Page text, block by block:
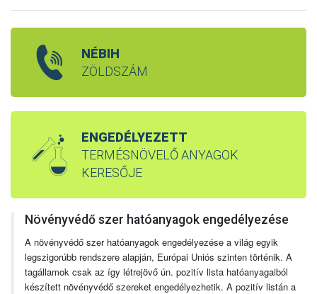
NÉBIH
ZÖLDSZÁM
ENGEDÉLYEZETT
TERMÉSNÖVELŐ ANYAGOK
KERESŐJE
Növényvédő szer hatóanyagok engedélyezése
A növényvédő szer hatóanyagok engedélyezése a világ egyik
legszigorúbb rendszere alapján, Európai Uniós szinten történik. A
tagállamok csak az így létrejövő ún. pozitív lista hatóanyagaiból
készített növényvédő szereket engedélyezhetik. A pozitív listán a